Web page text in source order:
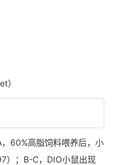
）
60%高脂饲料喂养后，小
）；B-C，DIO小鼠出现